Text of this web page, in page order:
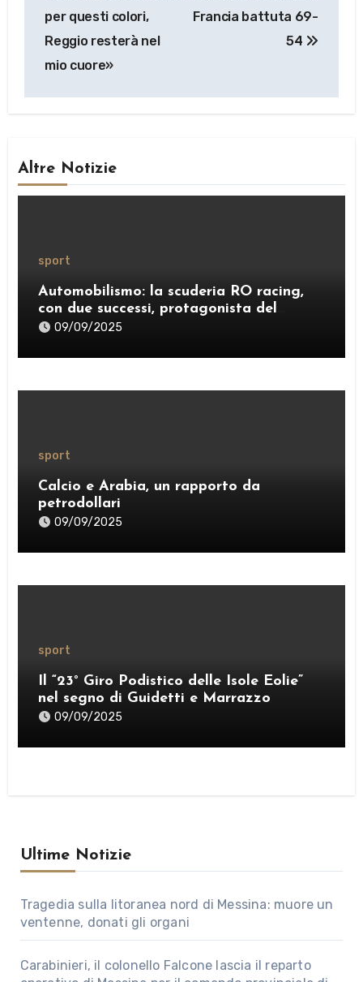
per questi colori,
Reggio resterà nel
mio cuore»
Francia battuta 69-
54
Altre Notizie
sport
Automobilismo: la scuderia RO racing,
con due successi, protagonista del
weekend
09/09/2025
sport
Calcio e Arabia, un rapporto da
petrodollari
09/09/2025
sport
Il “23° Giro Podistico delle Isole Eolie”
nel segno di Guidetti e Marrazzo
09/09/2025
Ultime Notizie
Tragedia sulla litoranea nord di Messina: muore un
ventenne, donati gli organi
Carabinieri, il colonello Falcone lascia il reparto